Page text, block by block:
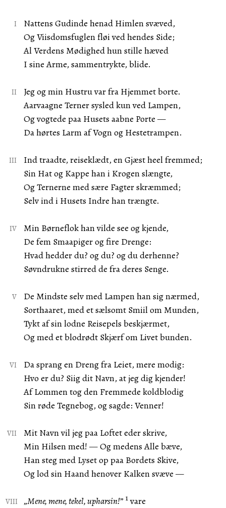
Nattens Gudinde henad Himlen svæved,
Og Viisdomsfuglen fløi ved hendes Side;
Al Verdens Mødighed hun stille hæved
I sine Arme, sammentrykte, blide.
Jeg og min Hustru var fra Hjemmet borte.
Aarvaagne Terner sysled kun ved Lampen,
Og vogtede paa Husets aabne Porte —
Da hørtes Larm af Vogn og Hestetrampen.
Ind traadte, reiseklædt, en Gjæst heel fremmed;
Sin Hat og Kappe han i Krogen slængte,
Og Ternerne med sære Fagter skræmmed;
Selv ind i Husets Indre han trængte.
Min Børneflok han vilde see og kjende,
De fem Smaapiger og fire Drenge:
Hvad hedder du? og du? og du derhenne?
Søvndrukne stirred de fra deres Senge.
De Mindste selv med Lampen han sig nærmed,
Sorthaaret, med et sælsomt Smiil om Munden,
Tykt af sin lodne Reisepels beskjærmet,
Og med et blodrødt Skjærf om Livet bunden.
Da sprang en Dreng fra Leiet, mere modig:
Hvo er du? Siig dit Navn, at jeg dig kjender!
Af Lommen tog den Fremmede koldblodig
Sin røde Tegnebog, og sagde: Venner!
Mit Navn vil jeg paa Loftet eder skrive,
Min Hilsen med! — Og medens Alle bæve,
Han steg med Lyset op paa Bordets Skive,
Og lod sin Haand henover Kalken svæve —
„Mene, mene, tekel, upharsin!” 1vare